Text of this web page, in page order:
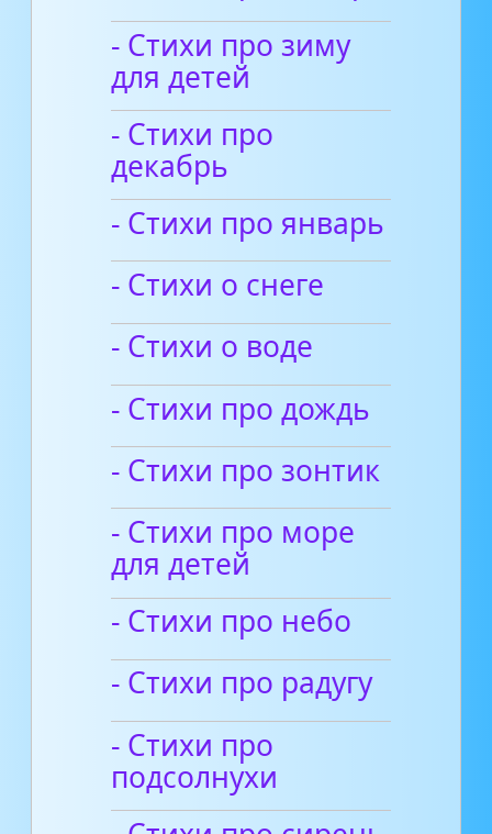
- Стихи про зиму
для детей
- Стихи про
декабрь
- Стихи про январь
- Стихи о снеге
- Стихи о воде
- Стихи про дождь
- Стихи про зонтик
- Стихи про море
для детей
- Стихи про небо
- Стихи про радугу
- Стихи про
подсолнухи